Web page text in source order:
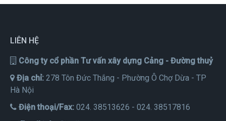
LIÊN HỆ
Công ty cổ phần Tư vấn xây dựng Cảng - Đường thuỷ
Địa chỉ: 278 Tôn Đức Thắng - Phường Ô Chợ Dừa - TP
Hà Nội
Điện thoại/Fax: 024. 38513626 - 024. 38517816